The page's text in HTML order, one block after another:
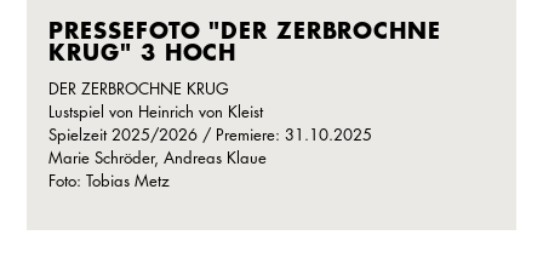
PRESSEFOTO "DER ZERBROCHNE
KRUG" 3 HOCH
DER ZERBROCHNE KRUG
Lustspiel von Heinrich von Kleist
Spielzeit 2025/2026 / Premiere: 31.10.2025
Marie Schröder, Andreas Klaue
Foto: Tobias Metz